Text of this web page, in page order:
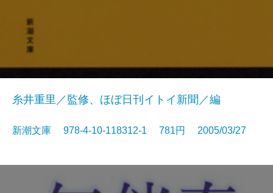
糸井重里／監修、ほぼ日刊イトイ新聞／編
新潮文庫 978-4-10-118312-1 781円 2005/03/27